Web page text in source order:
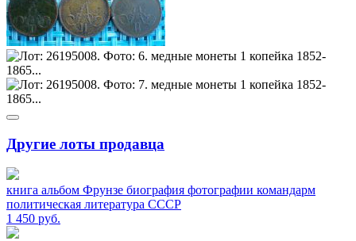
Другие лоты продавца
книга альбом Фрунзе биография фотографии командарм
политическая литература СССР
1 450 руб.